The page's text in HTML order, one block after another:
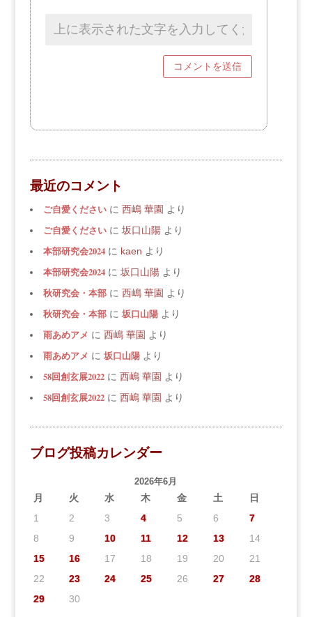
最近のコメント
ご自愛くださいに 西嶋 華園 より
ご自愛くださいに 坂口山陽より
本部研究会2024に kaen より
本部研究会2024に 坂口山陽より
秋研究会・本部に 西嶋 華園 より
秋研究会・本部に 坂口山陽より
雨あめアメ に 西嶋 華園 より
雨あめアメ に 坂口山陽より
58回創玄展2022に 西嶋 華園 より
58回創玄展2022に 西嶋 華園 より
ブログ投稿カレンダー
2026年6月
月 火 水 木 金 土
日
1
2 3 4 5 6
7
8
9 10 11 12 13
14
15
16 17 18 19 20
21
22
23 24 25 26 27
28
29
30